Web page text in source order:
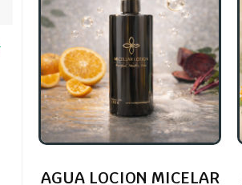
AGUA LOCION MICELAR